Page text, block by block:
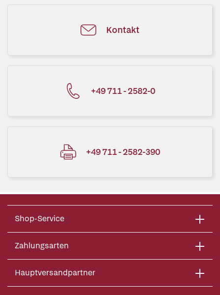
Kontakt
+49 711 - 2582-0
+49 711 - 2582-390
Shop-Service
Zahlungsarten
Hauptversandpartner